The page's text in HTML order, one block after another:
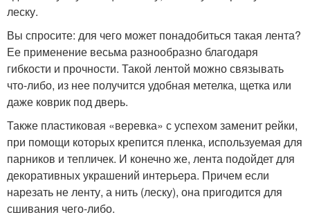
леску.
Вы спросите: для чего может понадобиться такая лента?
Ее применение весьма разнообразно благодаря
гибкости и прочности. Такой лентой можно связывать
что-либо, из нее получится удобная метелка, щетка или
даже коврик под дверь.
Также пластиковая «веревка» с успехом заменит рейки,
при помощи которых крепится пленка, используемая для
парников и тепличек. И конечно же, лента подойдет для
декоративных украшений интерьера. Причем если
нарезать не ленту, а нить (леску), она пригодится для
сшивания чего-либо.